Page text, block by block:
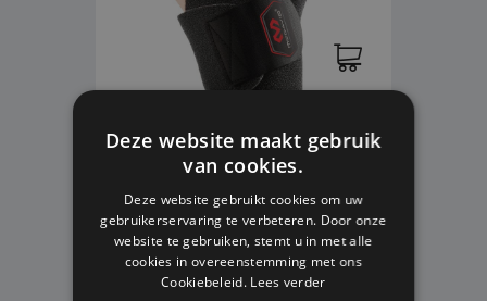
POLSWRAP VERSTELBAAR - WRIST
WRAP ADJUSTABLE - MCDAVID
OS
Op voorraad
Deze website maakt gebruik
van cookies.
Deze website gebruikt cookies om uw
gebruikerservaring te verbeteren. Door onze
website te gebruiken, stemt u in met alle
cookies in overeenstemming met ons
Cookiebeleid. Lees verder